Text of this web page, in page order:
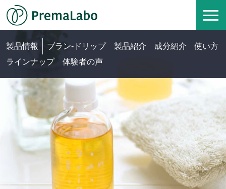
製品情報 ブラン-ドリップ 製品紹介 成分紹介
使い方
ラインナップ
体験者の声